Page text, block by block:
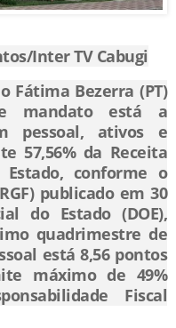
Inter TV Cabugi
Fátima Bezerra (PT)
mandato está a
pessoal, ativos e
57,56% da Receita
Estado, conforme o
publicado em 30
do Estado (DOE),
quadrimestre de
está 8,56 pontos
máximo de 49%
Fiscal